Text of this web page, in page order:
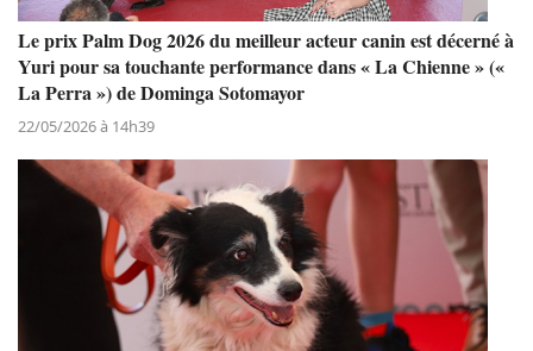
Le prix Palm Dog 2026 du meilleur acteur canin est décerné à
Yuri pour sa touchante performance dans « La Chienne » («
La Perra ») de Dominga Sotomayor
22/05/2026 à 14h39